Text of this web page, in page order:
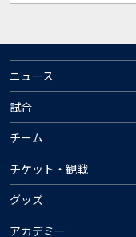
ニュース
試合
チーム
チケット・観戦
グッズ
アカデミー